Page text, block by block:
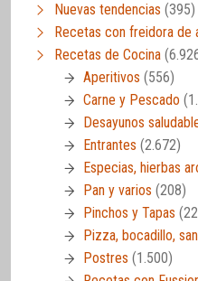
Nuevas tendencias (395)
Recetas con freidora de
Recetas de Cocina
Aperitivos (556)
Carne y Pescado
Desayunos
Entrantes (2.672)
Especias, hierbas
Pan y varios (208)
Pinchos y Tapas
Pizza, bocadillo,
Postres (1.500)